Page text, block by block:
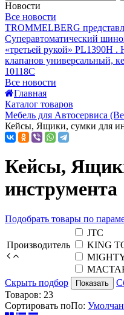
Новости
Все новости
TROMMELBERG
Суперавтоматический
«третьей рукой» PL1390H .
клапанов универсальный,
10118C
Все новости
Главная
Каталог товаров
Мебель для Автосервиса
Кейсы, Ящики, сумки для
Кейсы,
инструмента
Подобрать товары по
Производитель
JTC
KING
Скрыть подбор
Показать
Товаров: 23
Сортировать поПо: